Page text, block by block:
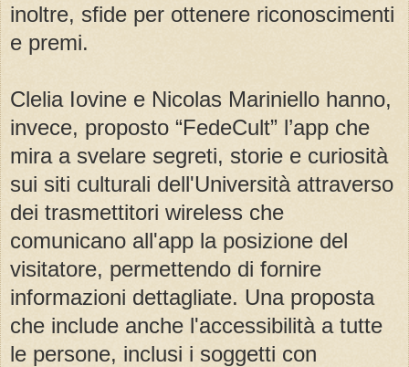
inoltre, sfide per ottenere riconoscimenti
e premi.
Clelia Iovine e Nicolas Mariniello hanno,
invece, proposto “FedeCult” l’app che
mira a svelare segreti, storie e curiosità
sui siti culturali dell'Università attraverso
dei trasmettitori wireless che
comunicano all'app la posizione del
visitatore, permettendo di fornire
informazioni dettagliate. Una proposta
che include anche l'accessibilità a tutte
le persone, inclusi i soggetti con